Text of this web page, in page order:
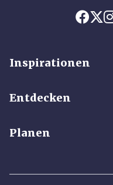
Inspirationen
Entdecken
Planen